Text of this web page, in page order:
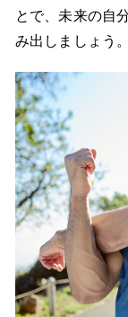
とで、未来の自
み出しましょう。